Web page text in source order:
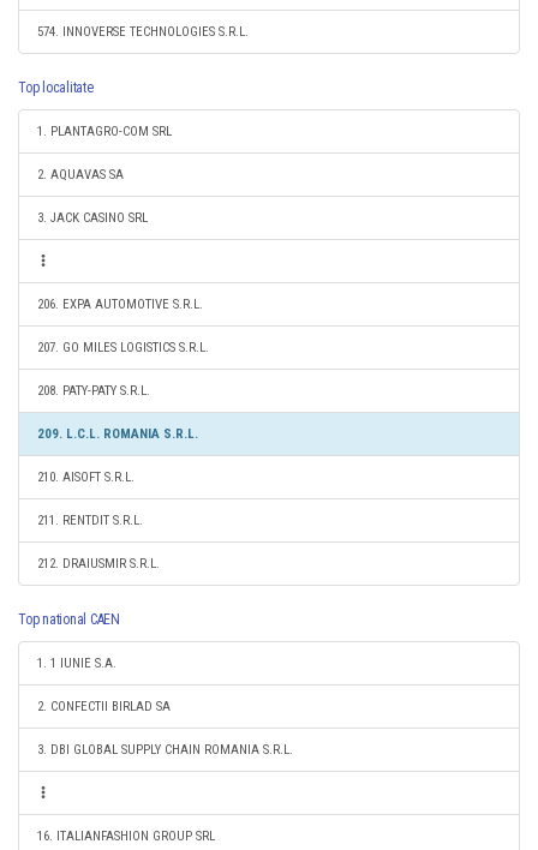
574. INNOVERSE TECHNOLOGIES S.R.L.
Top localitate
1. PLANTAGRO-COM SRL
2. AQUAVAS SA
3. JACK CASINO SRL
206. EXPA AUTOMOTIVE S.R.L.
207. GO MILES LOGISTICS S.R.L.
208. PATY-PATY S.R.L.
209. L.C.L. ROMANIA S.R.L.
210. AISOFT S.R.L.
211. RENTDIT S.R.L.
212. DRAIUSMIR S.R.L.
Top national CAEN
1. 1 IUNIE S.A.
2. CONFECTII BIRLAD SA
3. DBI GLOBAL SUPPLY CHAIN ROMANIA S.R.L.
16. ITALIANFASHION GROUP SRL